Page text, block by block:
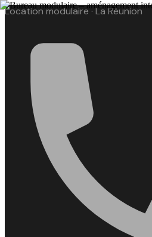
Location modulaire · La Réunion